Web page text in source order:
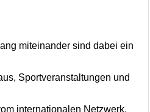
miteinander sind dabei ein
Sportveranstaltungen und
internationalen Netzwerk.